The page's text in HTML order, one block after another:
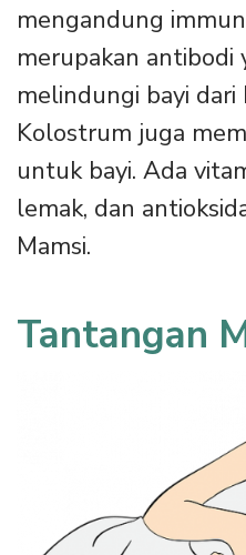
mengandung
merupakan antibodi
melindungi bayi dari
Kolostrum juga
untuk bayi. Ada
lemak, dan
Mamsi.
Tantangan